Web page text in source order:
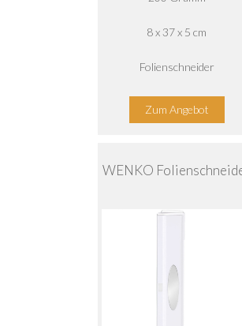
8 x 37 x 5 cm
Folienschneider
Zum Angebot
WENKO